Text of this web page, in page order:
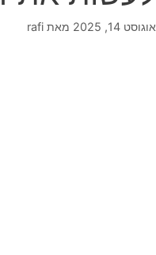
אוגוסט 14, 2025 מאת rafi